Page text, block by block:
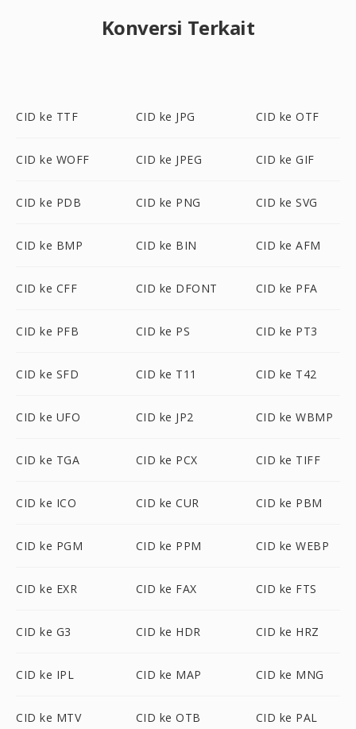
Konversi Terkait
CID ke TTF CID ke JPG CID ke OTF
CID ke WOFF CID ke JPEG CID ke GIF
CID ke PDB CID ke PNG CID ke SVG
CID ke BMP CID ke BIN CID ke AFM
CID ke CFF CID ke DFONT CID ke PFA
CID ke PFB CID ke PS CID ke PT3
CID ke SFD CID ke T11 CID ke T42
CID ke UFO CID ke JP2 CID ke WBMP
CID ke TGA CID ke PCX CID ke TIFF
CID ke ICO CID ke CUR CID ke PBM
CID ke PGM CID ke PPM CID ke WEBP
CID ke EXR CID ke FAX CID ke FTS
CID ke G3 CID ke HDR CID ke HRZ
CID ke IPL CID ke MAP CID ke MNG
CID ke MTV CID ke OTB CID ke PAL